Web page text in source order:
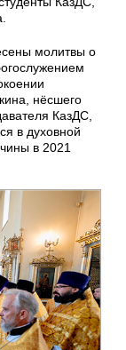
молитвы о
нёсшего
КазДС,
в духовной
в 2021